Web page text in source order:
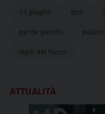
13 giugno asm
perde gasolio polizia
vigili del fuoco
ATTUALITÀ